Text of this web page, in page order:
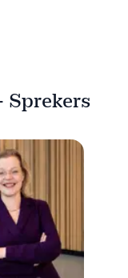
Sprekers